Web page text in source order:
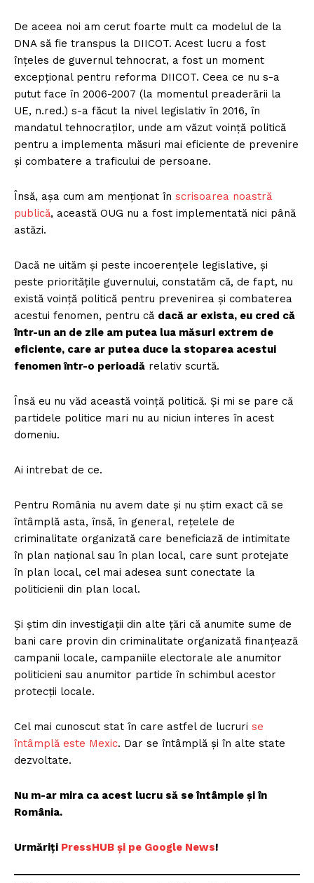
De aceea noi am cerut foarte mult ca modelul de la
DNA să fie transpus la DIICOT. Acest lucru a fost
înțeles de guvernul tehnocrat, a fost un moment
excepțional pentru reforma DIICOT. Ceea ce nu s-a
putut face în 2006-2007 (la momentul preaderării la
UE, n.red.) s-a făcut la nivel legislativ în 2016, în
mandatul tehnocraților, unde am văzut voință politică
pentru a implementa măsuri mai eficiente de prevenire
și combatere a traficului de persoane.
Însă, așa cum am menționat în scrisoarea noastră
publică, această OUG nu a fost implementată nici până
astăzi.
Dacă ne uităm și peste incoerențele legislative, și
peste prioritățile guvernului, constatăm că, de fapt, nu
există voință politică pentru prevenirea și combaterea
acestui fenomen, pentru că dacă ar exista, eu cred că
într-un an de zile am putea lua măsuri extrem de
eficiente, care ar putea duce la stoparea acestui
fenomen într-o perioadă relativ scurtă.
Însă eu nu văd această voință politică. Și mi se pare că
partidele politice mari nu au niciun interes în acest
domeniu.
Ai intrebat de ce.
Pentru România nu avem date și nu știm exact că se
întâmplă asta, însă, în general, rețelele de
criminalitate organizată care beneficiază de intimitate
în plan național sau în plan local, care sunt protejate
în plan local, cel mai adesea sunt conectate la
politicienii din plan local.
Și știm din investigații din alte țări că anumite sume de
bani care provin din criminalitate organizată finanțează
campanii locale, campaniile electorale ale anumitor
politicieni sau anumitor partide în schimbul acestor
protecții locale.
Cel mai cunoscut stat în care astfel de lucruri se
întâmplă este Mexic. Dar se întâmplă și în alte state
dezvoltate.
Nu m-ar mira ca acest lucru să se întâmple și în
România.
Urmăriți PressHUB și pe Google News!